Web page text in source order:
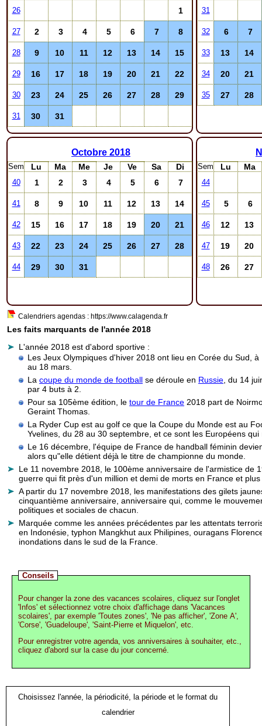
26 1
27 2 3 4 5 6 7 8
28 9 10 11 12 13 14 15
29 16 17 18 19 20 21 22
30 23 24 25 26 27 28 29
31 30 31
31
32 6 7
33 13 14
34 20 21
35 27 28
Octobre 2018
Sem Lu Ma Me Je Ve Sa Di
40 1 2 3 4 5 6 7
41 8 9 10 11 12 13 14
42 15 16 17 18 19 20 21
43 22 23 24 25 26 27 28
44 29 30 31
Sem Lu Ma
44
45 5 6
46 12 13
47 19 20
48 26 27
Calendriers agendas : https://www.calagenda.fr
Les faits marquants de l'année 2018
L'année 2018 est d'abord sportive :
Les Jeux Olympiques d'hiver 2018 ont lieu en Corée du Sud,
au 18 mars.
La coupe du monde de football se déroule en Russie , du 14
par 4 buts à 2.
Pour sa 105ème édition, le tour de France 2018 part de
Geraint Thomas.
La Ryder Cup est au golf ce que la Coupe du Monde est au
Yvelines, du 28 au 30 septembre, et ce sont les Européens
Le 16 décembre, l'équipe de France de handball féminin
alors qu"elle détient déjà le titre de championne du monde.
Le 11 novembre 2018, le 100ème anniversaire de l'armistice
guerre qui fit près d'un million et demi de morts en France et
A partir du 17 novembre 2018, les manifestations des gilets
cinquantième anniversaire, anniversaire qui, comme le
politiques et sociales de chacun.
Marquée comme les années précédentes par les attentats
en Indonésie, typhon Mangkhut aux Philipines, ouragans
inondations dans le sud de la France.
Conseils
Pour changer la zone des vacances scolaires, cliquez sur l'onglet
'Infos' et sélectionnez votre choix d'affichage dans 'Vacances
scolaires', par exemple 'Toutes zones', 'Ne pas afficher', 'Zone A',
'Corse', 'Guadeloupe', 'Saint-Pierre et Miquelon', etc.
Pour enregistrer votre agenda, vos anniversaires à souhaiter, etc.,
cliquez d'abord sur la case du jour concerné.
Choisissez l'année, la périodicité, la période et le format du
calendrier